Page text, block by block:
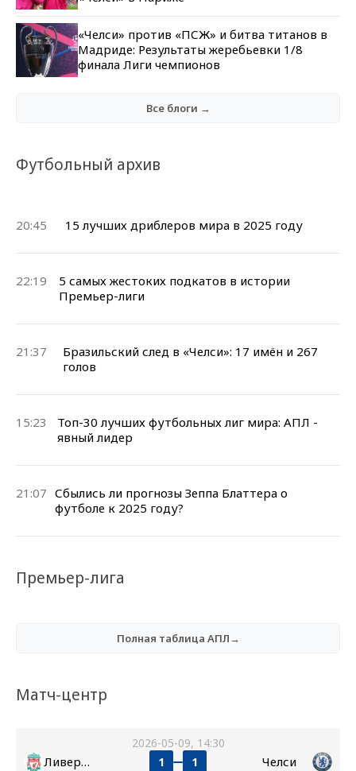
«Челси» против «ПСЖ» и битва титанов в
Мадриде: Результаты жеребьевки 1/8
финала Лиги чемпионов
Все блоги →
Футбольный архив
20:45 15 лучших дриблеров мира в 2025 году
22:19
5 самых жестоких подкатов в истории
Премьер-лиги
21:37
Бразильский след в «Челси»: 17 имён и 267
голов
15:23
Топ-30 лучших футбольных лиг мира: АПЛ -
явный лидер
21:07 Сбылись ли прогнозы Зеппа Блаттера о
футболе к 2025 году?
Премьер-лига
Полная таблица АПЛ→
Матч-центр
2026-05-09, 14:30
Ливерпуль 1 1 Челси